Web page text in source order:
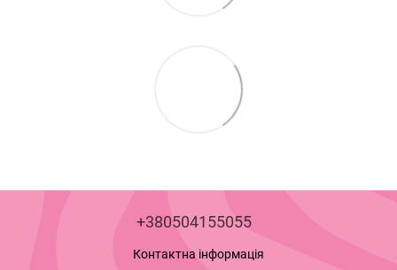
+380504155055
Контактна інформація